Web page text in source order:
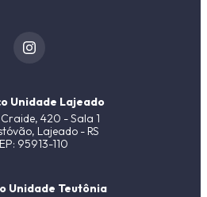
Unidade Lajeado
Craide, 420 - Sala 1
Lajeado - RS
95913-110
Unidade Teutônia